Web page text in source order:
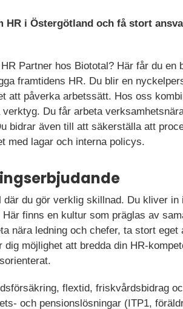
HR i Östergötland och få stort
Partner hos Biototal? Här får du
framtidens HR. Du blir en
att påverka arbetssätt. Hos oss
Du får arbeta
bidrar även till att säkerställa att
med lagar och interna policys.
där du gör verklig skillnad. Du kliver
finns en kultur som präglas av
nära ledning och chefer, ta stort
dig möjlighet att bredda din HR-
flextid, friskvårdsbidrag
och pensionslösningar (ITP1,